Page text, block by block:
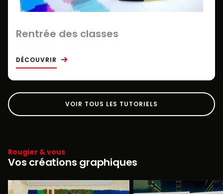
Rentrée des classes
DÉCOUVRIR
VOIR TOUS LES TUTORIELS
Rougier & vous
Vos créations graphiques